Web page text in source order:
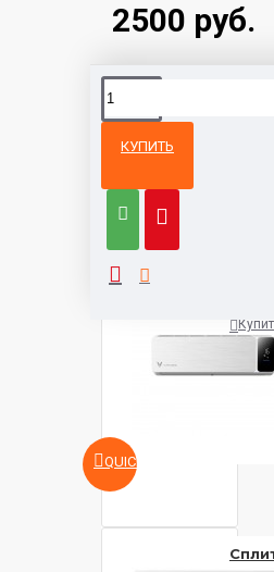
2500 руб.
КУПИТЬ
категории
QUICKVIEW